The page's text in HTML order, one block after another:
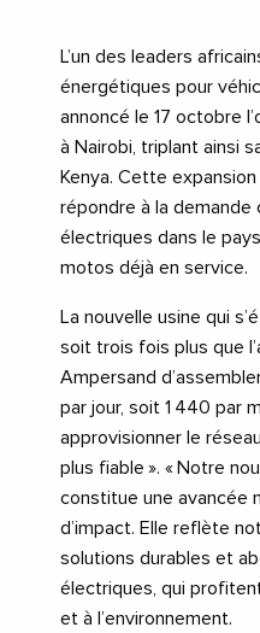
L’un des leaders
énergétiques pour
annoncé le 17 octobre
à Nairobi, triplant ainsi
Kenya. Cette
répondre à la
électriques dans le
motos déjà en service.
La nouvelle usine qui
soit trois fois plus que
Ampersand
par jour, soit 1 440 par
approvisionner le
plus fiable ». « Notre
constitue une avancée
d’impact. Elle reflète
solutions durables et
électriques, qui
et à l’environnement.